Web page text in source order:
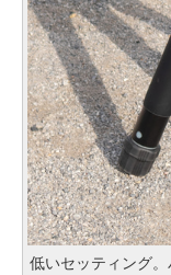
低いセッティング